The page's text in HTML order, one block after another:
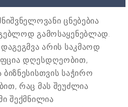
ცნებებია
გამოსაყენებლად.
არის საკმაოდ
დღესდღეობით,
საჭირო
რაც მას შეუძლია
შექმნილია